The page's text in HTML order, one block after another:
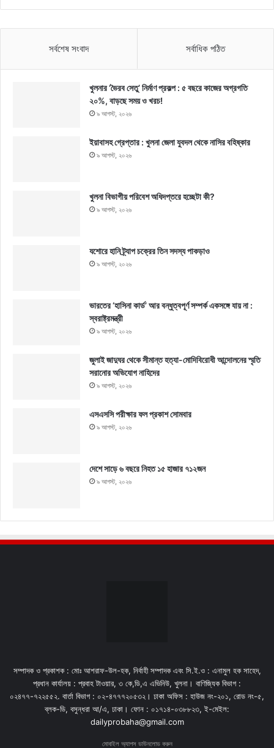
সর্বশেষ সংবাদ সর্বাধিক পঠিত
খুলনার ‘ভৈরব সেতু’ নির্মাণ প্রকল্প : ৫ বছরে কাজের অগ্রগতি
২০%, বাড়ছে সময় ও খরচ!
৯ আগস্ট, ২০২৬
ইয়াবাসহ গ্রেপ্তার : খুলনা জেলা যুবদল থেকে নাসির বহিষ্কার
৯ আগস্ট, ২০২৬
খুলনা বিভাগীয় পরিবেশ অধিদপ্তরে হচ্ছেটা কী?
৯ আগস্ট, ২০২৬
যশোরে হানি ট্র্যাপ চক্রের তিন সদস্য পাকড়াও
৯ আগস্ট, ২০২৬
ভারতের ‘হাসিনা কার্ড’ আর বন্ধুত্বপূর্ণ সম্পর্ক একসঙ্গে যায় না :
স্বরাষ্ট্রমন্ত্রী
৯ আগস্ট, ২০২৬
জুলাই জাদুঘর থেকে সীমান্ত হত্যা-মোদিবিরোধী আন্দোলনের স্মৃতি
সরানোর অভিযোগ নাহিদের
৯ আগস্ট, ২০২৬
এসএসসি পরীক্ষার ফল প্রকাশ সোমবার
৯ আগস্ট, ২০২৬
দেশে সাড়ে ৬ বছরে নিহত ১৫ হাজার ৭১২জন
৯ আগস্ট, ২০২৬
সম্পাদক ও প্রকাশক : মোঃ আশরাফ-উল-হক, নির্বাহী সম্পাদক এবং সি.ই.ও : এনামুল হক সাহেদ,
প্রধান কার্যালয় : প্রবাহ টাওয়ার, ৩ কে,ডি,এ এভিনিউ, খুলনা। বাণিজ্যিক বিভাগ :
০২৪৭৭-৭২২৫৫২. বার্তা বিভাগ : ০২-৪৭৭৭২০৫৩২। ঢাকা অফিস : হাউজ নং-২০১, রোড নং-৫,
ব্লক-ডি, বসুন্ধরা আ/এ, ঢাকা। ফোন : ০১৭১৪-০৩৮৮২৩, ই-মেইল:
dailyprobaha@gmail.com
মোবাইল অ্যাপস ডাউনলোড করুন